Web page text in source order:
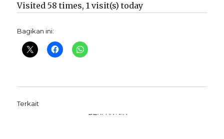
Visited 58 times, 1 visit(s) today
Bagikan ini:
Terkait